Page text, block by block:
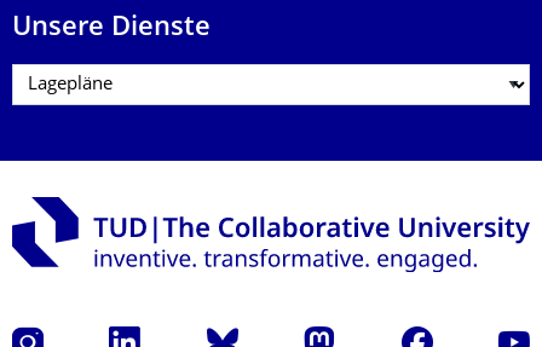
Unsere Dienste
Instagram LinkedIn Bluesky Mastodon Facebook